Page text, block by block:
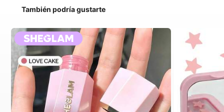
También podría gustarte